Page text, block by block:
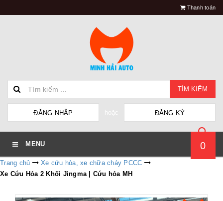
Thanh toán
TÌM KIẾM
ĐĂNG NHẬP hoặc ĐĂNG KÝ
MENU 0
Trang chủ
Xe cứu hỏa, xe chữa cháy PCCC
Xe Cứu Hỏa 2 Khối Jingma | Cứu hỏa MH